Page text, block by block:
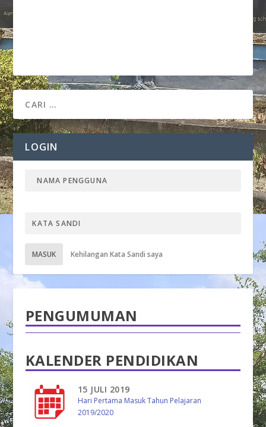
LOGIN
MASUK Kehilangan Kata Sandi saya
PENGUMUMAN
KALENDER PENDIDIKAN
15 JULI 2019
Hari Pertama Masuk Tahun Pelajaran
2019/2020